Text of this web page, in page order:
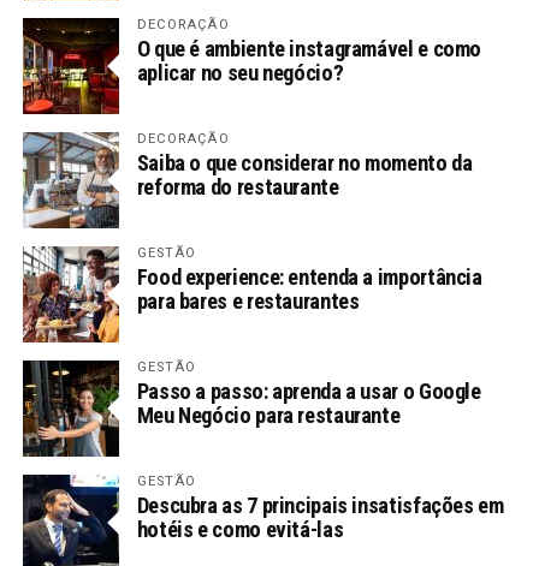
DECORAÇÃO
O que é ambiente instagramável e como
aplicar no seu negócio?
DECORAÇÃO
Saiba o que considerar no momento da
reforma do restaurante
GESTÃO
Food experience: entenda a importância
para bares e restaurantes
GESTÃO
Passo a passo: aprenda a usar o Google
Meu Negócio para restaurante
GESTÃO
Descubra as 7 principais insatisfações em
hotéis e como evitá-las